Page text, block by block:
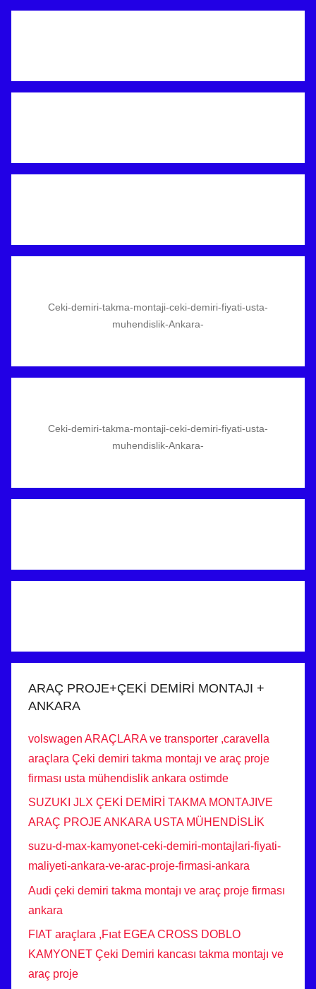
Ceki-demiri-takma-montaji-ceki-demiri-fiyati-usta-
muhendislik-Ankara-
Ceki-demiri-takma-montaji-ceki-demiri-fiyati-usta-
muhendislik-Ankara-
ARAÇ PROJE+ÇEKİ DEMİRİ MONTAJI +
ANKARA
volswagen ARAÇLARA ve transporter ,caravella
araçlara Çeki demiri takma montajı ve araç proje
firması usta mühendislik ankara ostimde
SUZUKI JLX ÇEKİ DEMİRİ TAKMA MONTAJIVE
ARAÇ PROJE ANKARA USTA MÜHENDİSLİK
suzu-d-max-kamyonet-ceki-demiri-montajlari-fiyati-
maliyeti-ankara-ve-arac-proje-firmasi-ankara
Audi çeki demiri takma montajı ve araç proje firması
ankara
FIAT araçlara ,Fıat EGEA CROSS DOBLO
KAMYONET Çeki Demiri kancası takma montajı ve
araç proje